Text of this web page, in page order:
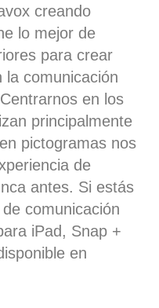
creando
lo mejor de
para crear
la comunicación
en los
principalmente
pictogramas nos
de
antes. Si estás
comunicación
iPad, Snap +
en